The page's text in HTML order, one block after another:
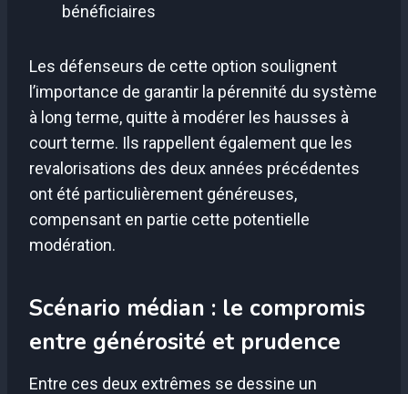
bénéficiaires
Les défenseurs de cette option soulignent
l’importance de garantir la pérennité du système
à long terme, quitte à modérer les hausses à
court terme. Ils rappellent également que les
revalorisations des deux années précédentes
ont été particulièrement généreuses,
compensant en partie cette potentielle
modération.
Scénario médian : le compromis
entre générosité et prudence
Entre ces deux extrêmes se dessine un